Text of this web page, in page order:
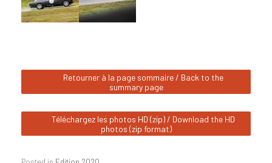
Retourner à la page sommaire / Back to the
summary page
Téléchargez les photos HD (zip) / Download the HD
photos (zip format)